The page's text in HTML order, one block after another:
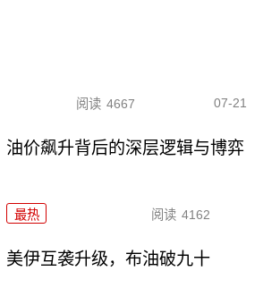
阅读 4667 07-21
油价飙升背后的深层逻辑与博弈
最热 阅读 4162
美伊互袭升级，布油破九十